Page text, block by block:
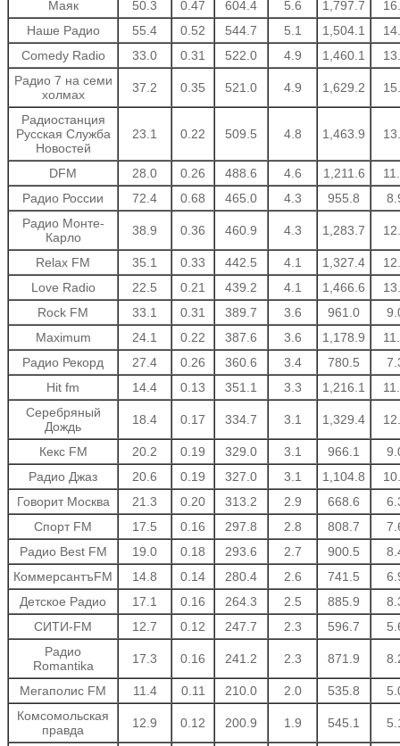
Маяк 50.3 0.47 604.4 5.6 1,797.7
Наше Радио
55.4 0.52 544.7 5.1 1,504.1
Comedy Radio
33.0 0.31 522.0 4.9 1,460.1
Радио 7 на семи
холмах
37.2 0.35 521.0 4.9 1,629.2
Радиостанция
Русская Служба
Новостей
23.1 0.22 509.5 4.8 1,463.9
DFM 28.0 0.26 488.6 4.6 1,211.6
Радио России
72.4 0.68 465.0 4.3 955.8
Радио Монте-
Карло
38.9 0.36 460.9 4.3 1,283.7
Relax FM 35.1 0.33 442.5 4.1 1,327.4
Love Radio
22.5 0.21 439.2 4.1 1,466.6
Rock FM
33.1 0.31 389.7 3.6 961.0
Maximum
24.1 0.22 387.6 3.6 1,178.9
Радио Рекорд
27.4 0.26 360.6 3.4 780.5
Hit fm
14.4 0.13 351.1 3.3 1,216.1
Серебряный
Дождь
18.4 0.17 334.7 3.1 1,329.4
Кекс FM 20.2 0.19 329.0 3.1 966.1
Радио Джаз
20.6 0.19 327.0 3.1 1,104.8
Говорит Москва
21.3 0.20 313.2 2.9 668.6
Спорт FM
17.5 0.16 297.8 2.8 808.7
Радио Best FM
19.0 0.18 293.6 2.7 900.5
КоммерсантъFM
14.8 0.14 280.4 2.6 741.5
Детское Радио
17.1 0.16 264.3 2.5 885.9
СИТИ-FM
12.7 0.12 247.7 2.3 596.7
Радио
Romantika
17.3 0.16 241.2 2.3 871.9
Мегаполис FM 11.4 0.11 210.0 2.0 535.8
Комсомольская
правда
12.9 0.12 200.9 1.9 545.1